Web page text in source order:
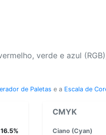
verde e azul
de Paletas e a Escala de
16.5%
CMYK
Ciano (Cyan)